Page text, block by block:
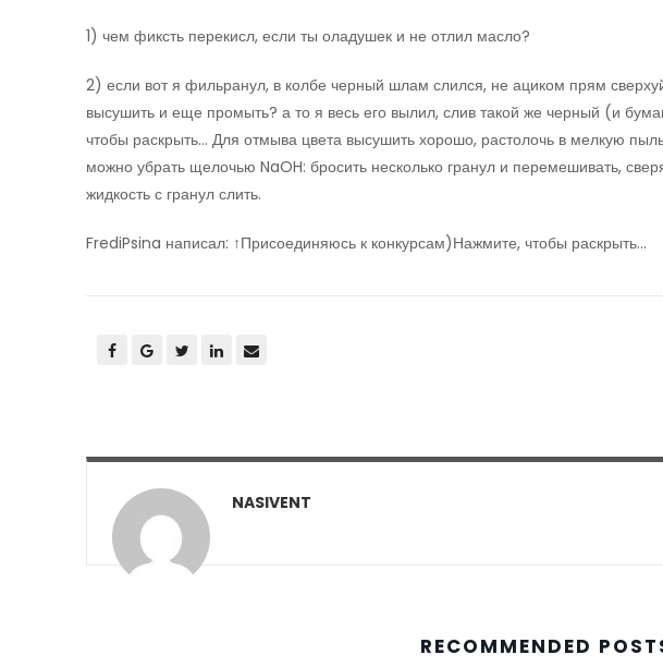
1) чем фиксть перекисл, если ты оладушек и не отлил масло?
2) если вот я фильранул, в колбе черный шлам слился, не ациком прям
высушить и еще промыть? а то я весь его вылил, слив такой же черный (и
чтобы раскрыть… Для отмыва цвета высушить хорошо, растолочь в мелкую
можно убрать щелочью NaOH: бросить несколько гранул и перемешивать,
жидкость с гранул слить.
FrediPsina написал: ↑Присоединяюсь к конкурсам)Нажмите, чтобы раскрыть…
NASIVENT
RECOMMENDED